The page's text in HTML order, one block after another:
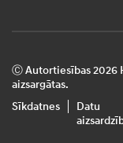
Ⓒ Autortiesības 2026
aizsargātas.
Sīkdatnes
Datu